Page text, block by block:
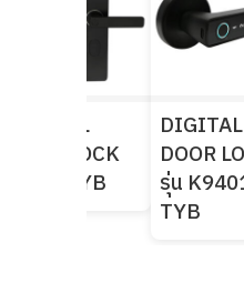
DIGITAL
DOOR LOCK
รุ่น F8-TYB
DIGITAL
DOOR
รุ่น
TYB